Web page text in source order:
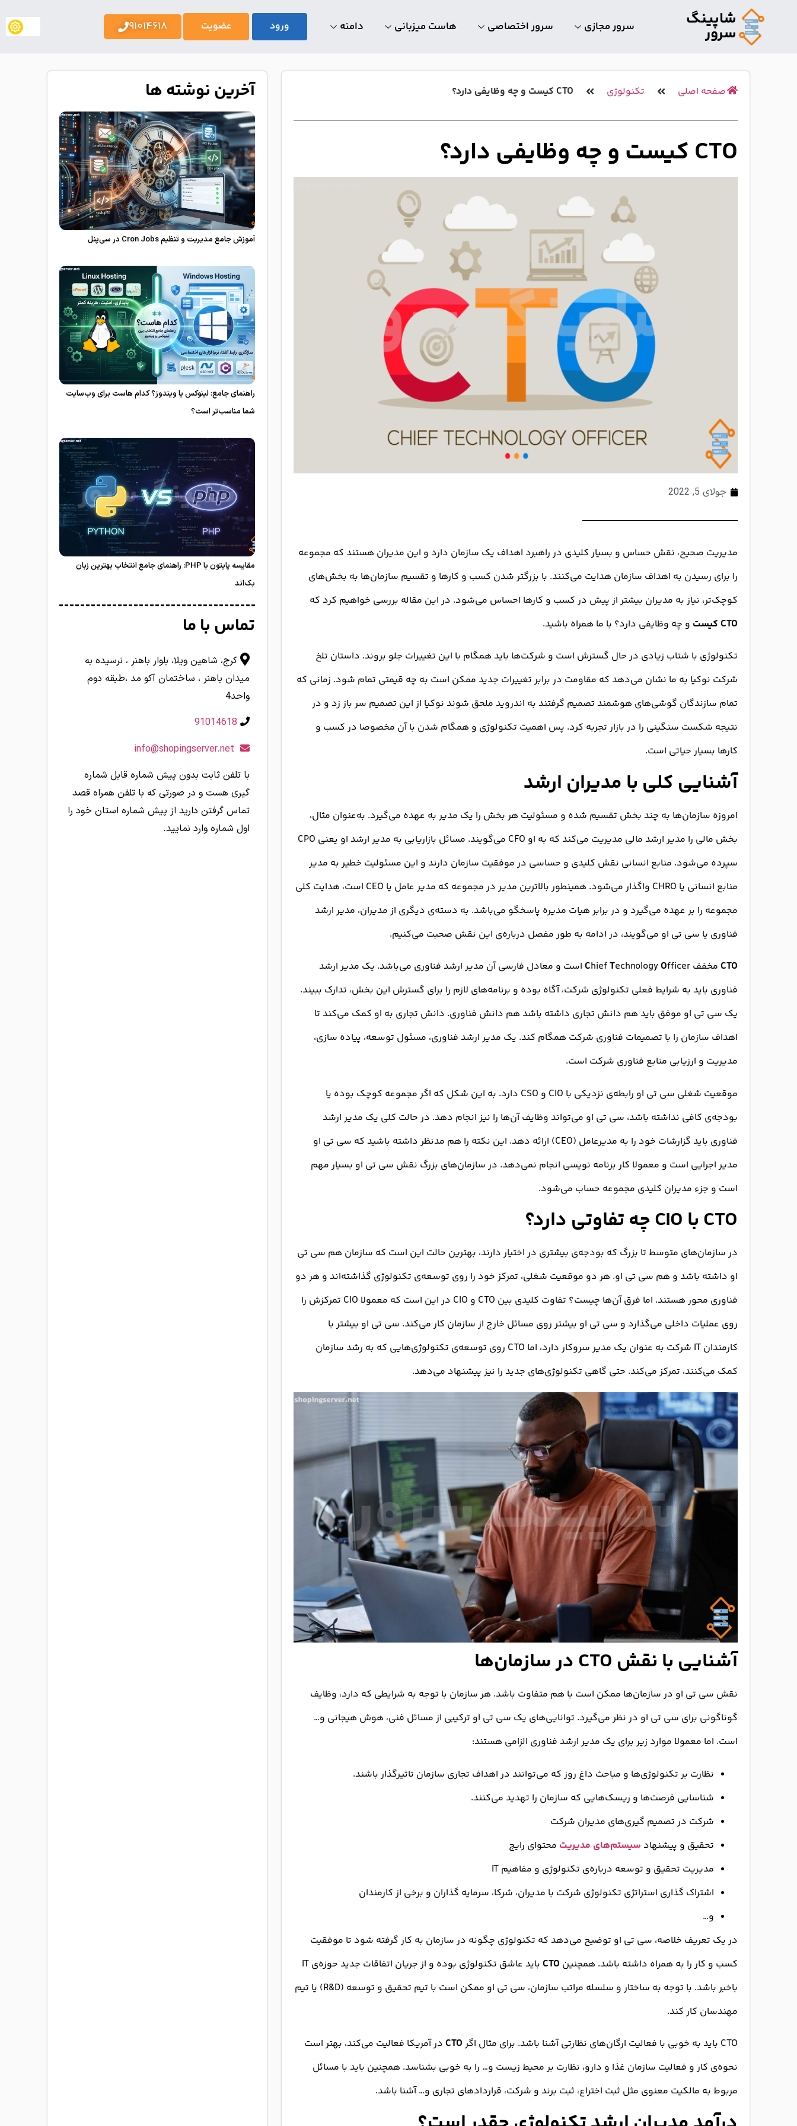
شاپینگ
سرور سرور مجازی سرور اختصاصی هاست میزبانی دامنه ورود عضویت 91014618
صفحه اصلی تکنولوژی CTO کیست و چه وظایفی دارد؟
CTO کیست و چه وظایفی دارد؟
جولای 5, 2022
مدیریت صحیح، نقش حساس و بسیار کلیدی در راهبرد اهداف یک سازمان دارد و این مدیران هستند که مجموعه
را برای رسیدن به اهداف سازمان هدایت می‌کنند. با بزرگتر شدن کسب و کارها و تقسیم سازمان‌ها به بخش‌های
کوچک‌تر، نیاز به مدیران بیشتر از پیش در کسب و کارها احساس می‌شود. در این مقاله بررسی خواهیم کرد که
CTO کیست
و چه وظایفی دارد؟ با ما همراه باشید.
تکنولوژی با شتاب زیادی در حال گسترش است و شرکت‌ها باید همگام با این تغییرات جلو بروند. داستان تلخ
شرکت نوکیا به ما نشان می‌دهد که مقاومت در برابر تغییرات جدید ممکن است به چه قیمتی تمام شود. زمانی که
تمام سازندگان گوشی‌های هوشمند تصمیم گرفتند به اندروید ملحق شوند نوکیا از این تصمیم سر باز زد و در
نتیجه شکست سنگینی را در بازار تجربه کرد. پس اهمیت تکنولوژی و همگام شدن با آن مخصوصا در کسب و
کارها بسیار حیاتی است.
آشنایی کلی با مدیران ارشد
امروزه سازمان‌ها به چند بخش تقسیم شده و مسئولیت هر بخش را یک مدیر به عهده می‌گیرد. به‌عنوان مثال،
بخش مالی را مدیر ارشد مالی مدیریت می‌کند که به او CFO می‌گویند. مسائل بازاریابی به مدیر ارشد او یعنی CPO
سپرده می‌شود. منابع انسانی نقش کلیدی و حساسی در موفقیت سازمان دارند و این مسئولیت خطیر به مدیر
منابع انسانی یا CHRO واگذار می‌شود. همینطور بالاترین مدیر در مجموعه که مدیر عامل یا CEO است، هدایت کلی
مجموعه را بر عهده می‌گیرد و در برابر هیات مدیره پاسخگو می‌باشد. به دسته‌ی دیگری از مدیران، مدیر ارشد
فناوری یا سی تی او می‌گویند، در ادامه به طور مفصل درباره‌ی این نقش صحبت می‌کنیم.
CTO مخفف ChiefTechnologyO
fficer است و معادل فارسی آن مدیر ارشد فناوری می‌باشد. یک مدیر ارشد
فناوری باید به شرایط فعلی تکنولوژی شرکت، آگاه بوده و برنامه‌های لازم را برای گسترش این بخش، تدارک ببیند.
یک سی تی او موفق باید هم دانش تجاری داشته باشد هم دانش فناوری. دانش تجاری به او کمک می‌کند تا
اهداف سازمان را با تصمیمات فناوری شرکت همگام کند. یک مدیر ارشد فناوری، مسئول توسعه، پیاده سازی،
مدیریت و ارزیابی منابع فناوری شرکت است.
موقعیت شغلی سی تی او رابطه‌ی نزدیکی با CIO و CSO دارد. به این شکل که اگر مجموعه کوچک بوده یا
بودجه‌ی کافی نداشته باشد، سی تی او می‌تواند وظایف آن‌ها را نیز انجام دهد. در حالت کلی یک مدیر ارشد
فناوری باید گزارشات خود را به مدیرعامل (CEO) ارائه دهد. این نکته را هم مدنظر داشته باشید که سی تی او
مدیر اجرایی است و معمولا کار برنامه نویسی انجام نمی‌دهد. در سازمان‌های بزرگ نقش سی تی او بسیار مهم
است و جزء مدیران کلیدی مجموعه حساب می‌شود.
CTO با CIO چه تفاوتی دارد؟
در سازمان‌های متوسط تا بزرگ که بودجه‌ی بیشتری در اختیار دارند، بهترین حالت این است که سازمان هم سی تی
او داشته باشد و هم سی تی او. هر دو موقعیت شغلی، تمرکز خود را روی توسعه‌ی تکنولوژی گذاشته‌اند و هر دو
فناوری محور هستند. اما فرق آن‌ها چیست؟ تفاوت کلیدی بین CTO و CIO در این است که معمولا CIO تمرکزش را
روی عملیات داخلی می‌گذارد و سی تی او بیشتر روی مسائل خارج از سازمان کار می‌کند. سی تی او بیشتر با
کارمندان IT شرکت به عنوان یک مدیر سروکار دارد، اما CTO روی توسعه‌ی تکنولوژی‌هایی که به رشد سازمان
کمک می‌کنند، تمرکز می‌کند. حتی گاهی تکنولوژی‌های جدید را نیز پیشنهاد می‌دهد.
آشنایی با نقش CTO در سازمان‌ها
نقش سی تی او در سازمان‌ها ممکن است با هم متفاوت باشد. هر سازمان با توجه به شرایطی که دارد، وظایف
گوناگونی برای سی تی او در نظر می‌گیرد. توانایی‌های یک سی تی او ترکیبی از مسائل فنی، هوش هیجانی و…
است. اما معمولا موارد زیر برای یک مدیر ارشد فناوری الزامی هستند:
نظارت بر تکنولوژی‌ها و مباحث داغ روز که می‌توانند در اهداف تجاری سازمان تاثیرگذار باشند.
شناسایی فرصت‌ها و ریسک‌هایی که سازمان را تهدید می‌کنند.
شرکت در تصمیم گیری‌های مدیران شرکت
تحقیق و پیشنهاد سیستم‌های مدیریت محتوای رایج
مدیریت تحقیق و توسعه درباره‌ی تکنولوژی و مفاهیم IT
اشتراک گذاری استراتژی تکنولوژی شرکت با مدیران، شرکا، سرمایه گذاران و برخی از کارمندان
و…
در یک تعریف خلاصه، سی تی او توضیح می‌دهد که تکنولوژی چگونه در سازمان به کار گرفته شود تا موفقیت
کسب و کار را به همراه داشته باشد. همچنین CTO
باید عاشق تکنولوژی بوده و از جریان اتفاقات جدید حوزه‌ی IT
باخبر باشد. با توجه به ساختار و سلسله مراتب سازمان، سی تی او ممکن است با تیم تحقیق و توسعه (R&D) یا تیم
مهندسان کار کند.
CTO باید به خوبی با فعالیت ارگان‌های نظارتی آشنا باشد. برای مثال اگر CTO در آمریکا فعالیت می‌کند، بهتر است
نحوه‌ی کار و فعالیت سازمان غذا و دارو، نظارت بر محیط زیست و… را به خوبی بشناسد. همچنین باید با مسائل
مربوط به مالکیت معنوی مثل ثبت اختراع، ثبت برند و شرکت، قراردادهای تجاری و… آشنا باشد.
آخرین نوشته ها
آموزش جامع مدیریت و تنظیم Cron Jobs در سی‌پنل
راهنمای جامع: لینوکس یا ویندوز؟ کدام هاست برای وب‌سایت
شما مناسب‌تر است؟
مقایسه پایتون با PHP: راهنمای جامع انتخاب بهترین زبان
بک‌اند
تماس با ما
کرج، شاهین ویلا، بلوار باهنر ، نرسیده به
میدان باهنر ، ساختمان آکو مد ،طبقه دوم
واحد4
با تلفن ثابت بدون پیش شماره قابل شماره
گیری هست و در صورتی که با تلفن همراه قصد
تماس گرفتن دارید از پیش شماره استان خود را
اول شماره وارد نمایید.